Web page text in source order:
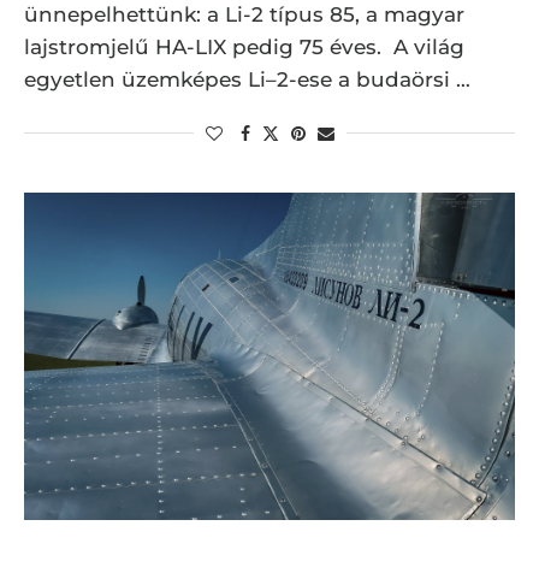
ünnepelhettünk: a Li-2 típus 85, a magyar
lajstromjelű HA-LIX pedig 75 éves. A világ
egyetlen üzemképes Li–2-ese a budaörsi …